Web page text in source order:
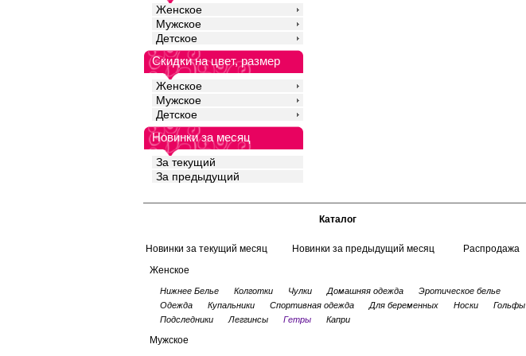
Женское
Мужское
Детское
Скидки на цвет, размер
Женское
Мужское
Детское
Новинки за месяц
За текущий
За предыдущий
Каталог
Новинки за текущий месяц Новинки за предыдущий месяц
Распродажа
Женское
Нижнее Белье Колготки Чулки Домашняя одежда
Эротическое белье
Одежда
Купальники Спортивная одежда Для беременных Носки
Гольфы
Подследники
Леггинсы Гетры Капри
Мужское